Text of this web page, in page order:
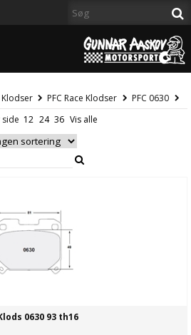
PFC Race Klodser
PFC 0630
0630 93 th16